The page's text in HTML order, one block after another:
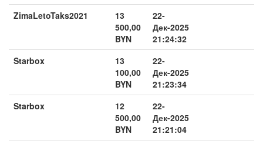
ZimaLetoTaks2021
13
500,00
BYN
22-
Дек-2025
21:24:32
Starbox
13
100,00
BYN
22-
Дек-2025
21:23:34
Starbox
12
500,00
BYN
22-
Дек-2025
21:21:04